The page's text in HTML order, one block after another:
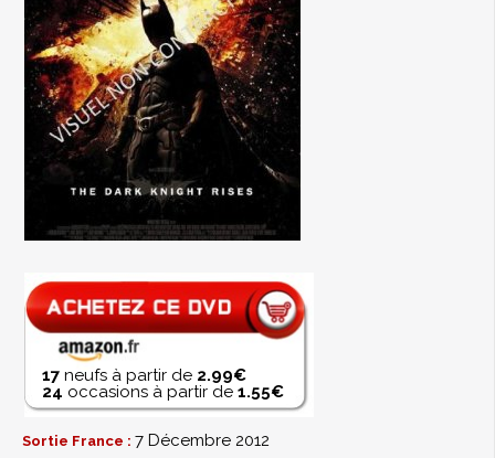
17 neufs à partir de 2.99€
24 occasions à partir de 1.55€
Sortie France : 7 Décembre 2012